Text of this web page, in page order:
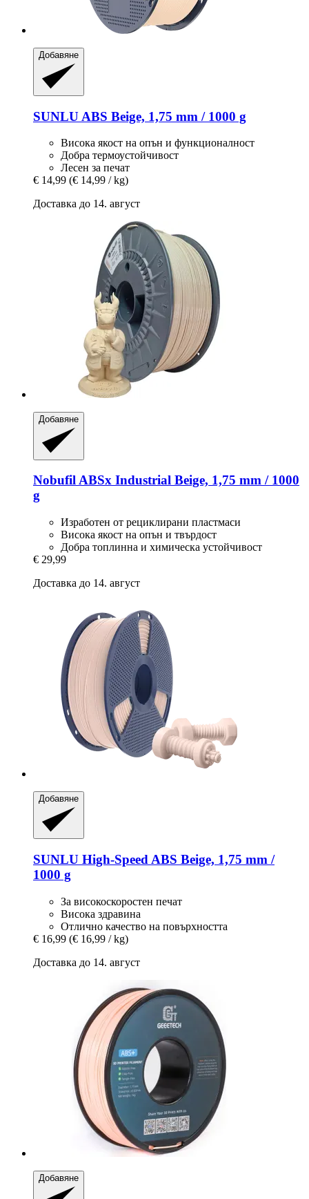
Добавяне
SUNLU ABS Beige, 1,75 mm / 1000 g
Висока якост на опън и функционалност
Добра термоустойчивост
Лесен за печат
€ 14,99 (€ 14,99 / kg)
Доставка до 14. август
Добавяне
NobufilABSx Industrial Beige, 1,75 mm / 1000
g
Изработен от рециклирани пластмаси
Висока якост на опън и твърдост
Добра топлинна и химическа устойчивост
€ 29,99
Доставка до 14. август
Добавяне
SUNLU High-​Speed ABS Beige, 1,75 mm /
1000 g
За високоскоростен печат
Висока здравина
Отлично качество на повърхността
€ 16,99 (€ 16,99 / kg)
Доставка до 14. август
Добавяне